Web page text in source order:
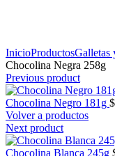
InicioProductosGalletas
Chocolina Negra 258g
Previous product
Chocolina Negro 181g $
Volver a productos
Next product
Chocolina Blanca 245g